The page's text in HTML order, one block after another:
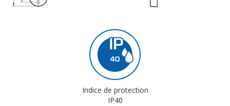
Indice de protection
IP40